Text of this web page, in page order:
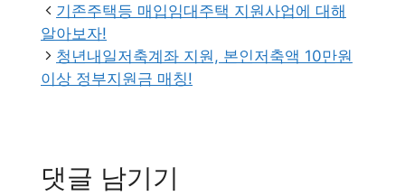
고
리
기존주택등 매입임대주택 지원사업에 대해
알아보자!
청년내일저축계좌 지원, 본인저축액 10만원
이상 정부지원금 매칭!
댓글 남기기